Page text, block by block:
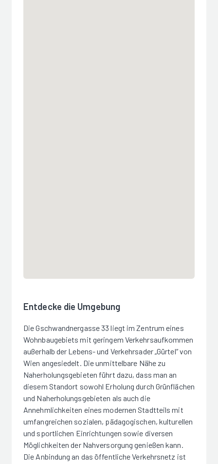
Entdecke die Umgebung
Die Gschwandnergasse 33 liegt im Zentrum eines
Wohnbaugebiets mit geringem Verkehrsaufkommen
außerhalb der Lebens- und Verkehrsader „Gürtel“ von
Wien angesiedelt. Die unmittelbare Nähe zu
Naherholungsgebieten führt dazu, dass man an
diesem Standort sowohl Erholung durch Grünflächen
und Naherholungsgebieten als auch die
Annehmlichkeiten eines modernen Stadtteils mit
umfangreichen sozialen, pädagogischen, kulturellen
und sportlichen Einrichtungen sowie diversen
Möglichkeiten der Nahversorgung genießen kann.
Die Anbindung an das öffentliche Verkehrsnetz ist